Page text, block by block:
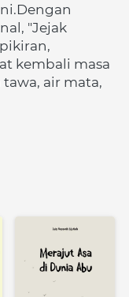
"Jejak
kembali masa
air mata,